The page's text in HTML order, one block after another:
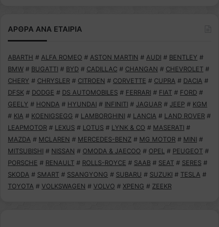
ΑΡΘΡΑ ΑΝΑ ΕΤΑΙΡΙΑ
ABARTH # ALFA ROMEO # ASTON MARTIN # AUDI # BENTLEY #
BMW # BUGATTI # BYD # CADILLAC # CHANGAN # CHEVROLET #
CHERY # CHRYSLER # CITROEN # CORVETTE # CUPRA # DACIA #
DFSK # DODGE # DS AUTOMOBILES # FERRARI # FIAT # FORD #
GEELY # HONDA # HYUNDAI # INFINITI # JAGUAR # JEEP # KGM
# KIA # KOENIGSEGG # LAMBORGHINI # LANCIA # LAND ROVER #
LEAPMOTOR # LEXUS # LOTUS # LYNK & CO # MASERATI #
MAZDA # MCLAREN # MERCEDES-BENZ # MG MOTOR # MINI #
MITSUBISHI # NISSAN # OMODA & JAECOO # OPEL # PEUGEOT #
PORSCHE # RENAULT # ROLLS-ROYCE # SAAB # SEAT # SERES #
SKODA # SMART # SSANGYONG # SUBARU # SUZUKI # TESLA #
TOYOTA # VOLKSWAGEN # VOLVO # XPENG # ZEEKR